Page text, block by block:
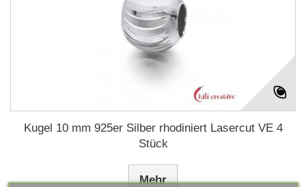
Kugel 10 mm 925er Silber rhodiniert Lasercut VE 4
Stück
Mehr